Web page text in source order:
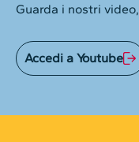
Guarda i nostri
Accedi a Youtube